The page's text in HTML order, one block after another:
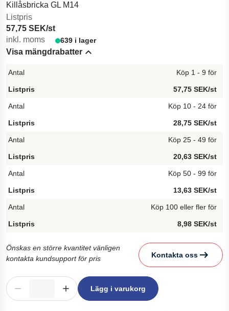
Killåsbricka GL M14
Listpris
57,75 SEK/st
inkl. moms
639 i lager
Visa mängdrabatter
Hide content
Köp 1 - 9 för
57,75 SEK/st
Köp 10 - 24 för
28,75 SEK/st
Köp 25 - 49 för
20,63 SEK/st
Köp 50 - 99 för
13,63 SEK/st
Köp 100 eller fler för
8,98 SEK/st
Önskas en större kvantitet vänligen
kontakta kundsupport för pris
Kontakta oss
Lägg i varukorg